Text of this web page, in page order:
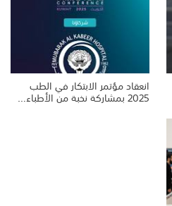
انعقاد مؤتمر الابتكار في الطب
2025 بمشاركة نخبة من الأطباء…